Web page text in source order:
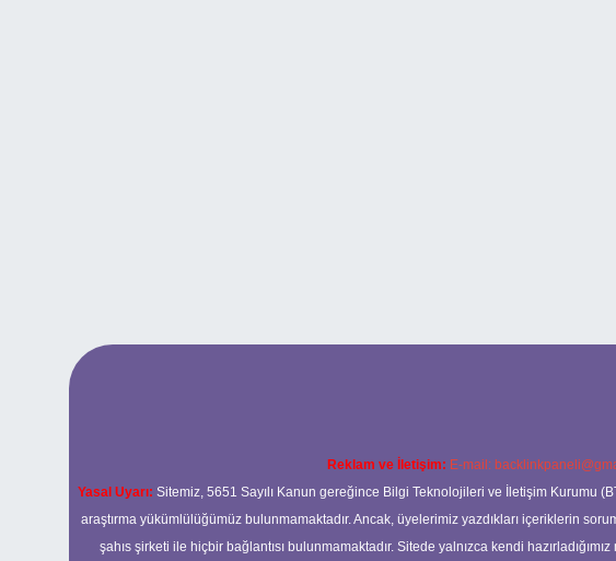
Reklam ve İletişim: E-mail:
Yasal Uyarı: Sitemiz, 5651 Sayılı Kanun gereğince Bilgi Teknolojileri ve İletişim Kurumu
araştırma yükümlülüğümüz bulunmamaktadır. Ancak, üyelerimiz yazdıkları içeriklerin
şahıs şirketi ile hiçbir bağlantısı bulunmamaktadır. Sitede yalnızca kendi